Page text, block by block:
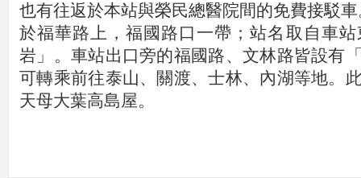
也有往返於本站與榮民總醫院間的免費接駁
於福華路上，福國路口一帶；站名取自車
岩」。車站出口旁的福國路、文林路皆設有
可轉乘前往泰山、關渡、士林、內湖等地。
天母大葉高島屋。